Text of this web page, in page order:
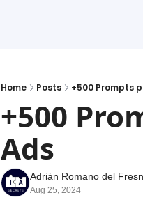
Home Posts +500 Prompts
+500
Ads
Adrián Romano del
Aug 25, 2024